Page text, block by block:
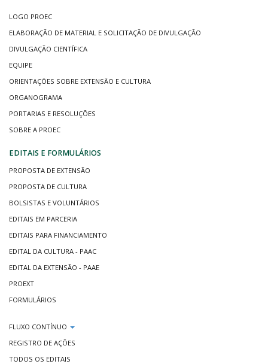
LOGO PROEC
ELABORAÇÃO DE MATERIAL E SOLICITAÇÃO DE DIVULGAÇÃO
DIVULGAÇÃO CIENTÍFICA
EQUIPE
ORIENTAÇÕES SOBRE EXTENSÃO E CULTURA
ORGANOGRAMA
PORTARIAS E RESOLUÇÕES
SOBRE A PROEC
EDITAIS E FORMULÁRIOS
PROPOSTA DE EXTENSÃO
PROPOSTA DE CULTURA
BOLSISTAS E VOLUNTÁRIOS
EDITAIS EM PARCERIA
EDITAIS PARA FINANCIAMENTO
EDITAL DA CULTURA - PAAC
EDITAL DA EXTENSÃO - PAAE
PROEXT
FORMULÁRIOS
FLUXO CONTÍNUO
REGISTRO DE AÇÕES
TODOS OS EDITAIS